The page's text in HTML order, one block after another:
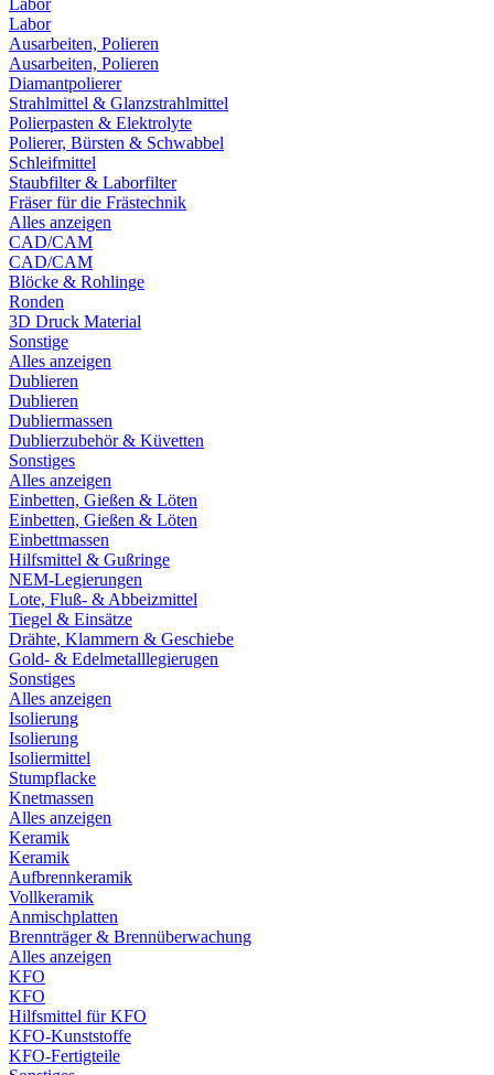
Labor
Labor
Ausarbeiten, Polieren
Ausarbeiten, Polieren
Diamantpolierer
Strahlmittel & Glanzstrahlmittel
Polierpasten & Elektrolyte
Polierer, Bürsten & Schwabbel
Schleifmittel
Staubfilter & Laborfilter
Fräser für die Frästechnik
Alles anzeigen
CAD/CAM
CAD/CAM
Blöcke & Rohlinge
Ronden
3D Druck Material
Sonstige
Alles anzeigen
Dublieren
Dublieren
Dubliermassen
Dublierzubehör & Küvetten
Sonstiges
Alles anzeigen
Einbetten, Gießen & Löten
Einbetten, Gießen & Löten
Einbettmassen
Hilfsmittel & Gußringe
NEM-Legierungen
Lote, Fluß- & Abbeizmittel
Tiegel & Einsätze
Drähte, Klammern & Geschiebe
Gold- & Edelmetalllegierugen
Sonstiges
Alles anzeigen
Isolierung
Isolierung
Isoliermittel
Stumpflacke
Knetmassen
Alles anzeigen
Keramik
Keramik
Aufbrennkeramik
Vollkeramik
Anmischplatten
Brennträger & Brennüberwachung
Alles anzeigen
KFO
KFO
Hilfsmittel für KFO
KFO-Kunststoffe
KFO-Fertigteile